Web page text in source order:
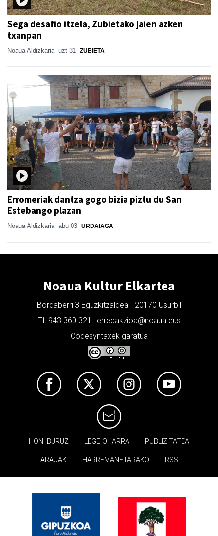
Sega desafio itzela, Zubietako jaien azken
txanpan
Noaua Aldizkaria uzt 31 ZUBIETA
Erromeriak dantza gogo bizia piztu du San
Estebango plazan
Noaua Aldizkaria abu 03 URDAIAGA
Noaua Kultur Elkartea
Bordaberri 3 Eguzkitzaldea - 20170 Usurbil
Tf: 943 360 321 | erredakzioa@noaua.eus
Codesyntaxek garatua
HONI BURUZ LEGE OHARRA PUBLIZITATEA
ARAUAK HARREMANETARAKO RSS